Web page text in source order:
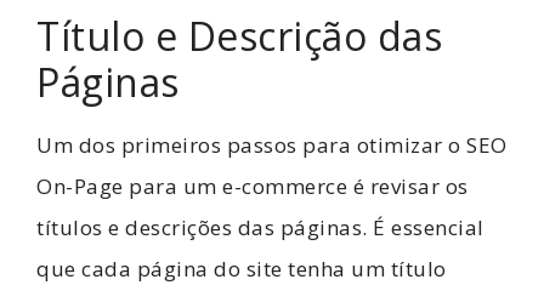
Título e Descrição das
Páginas
Um dos primeiros passos para otimizar o SEO
On-Page para um e-commerce é revisar os
títulos e descrições das páginas. É essencial
que cada página do site tenha um título